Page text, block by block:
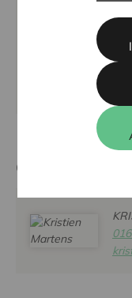
DE DRUKKERIJ,
hallo@de-